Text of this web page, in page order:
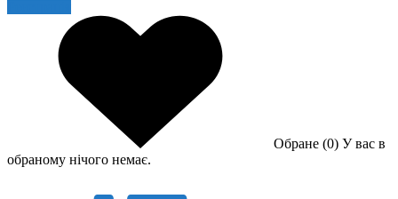
Обране (0) У вас в
обраному нічого немає.